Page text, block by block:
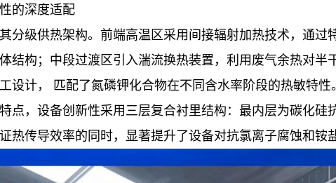
的深度适配
分级供热架构。前端高温区采用间接辐射加热技术，通
结构；中段过渡区引入湍流换热装置，利用废气余热对
设计， 匹配了氮磷钾化合物在不同含水率阶段的热敏特性。
点，设备创新性采用三层复合衬里结构：最内层为碳化硅
热传导效率的同时，显著提升了设备对抗氯离子腐蚀和铵